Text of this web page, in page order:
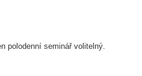
polodenní seminář volitelný.